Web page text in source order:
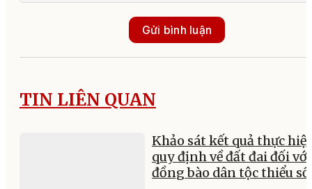
Gửi bình luận
TIN LIÊN QUAN
Khảo sát kết quả thực
quy định về đất đai đối với
đồng bào dân tộc thiểu số